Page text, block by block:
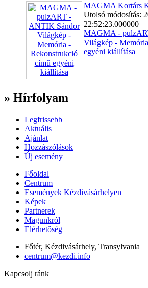
MAGMA Kortárs
Utolsó módosítás:
22:52:23.000000
MAGMA -
Világkép -
egyéni kiállítása
» Hírfolyam
Legfrissebb
Aktuális
Ajánlat
Hozzászólások
Új esemény
Főoldal
Centrum
Események Kézdivásárhelyen
Képek
Partnerek
Magunkról
Elérhetőség
Főtér, Kézdivásárhely, Transylvania
centrum@kezdi.info
Kapcsolj ránk